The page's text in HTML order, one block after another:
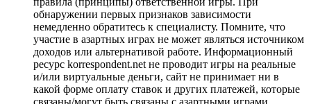
обнаружении первых признаков зависимости
немедленно обратитесь к специалисту. Помните, что
участие в азартных играх не может являться источником
доходов или альтернативой работе. Информационный
ресурс korrespondent.net не проводит игры на реальные
и/или виртуальные деньги, сайт не принимает ни в
какой форме оплату ставок и других платежей, которые
связаны/могут быть связаны с азартными играми,